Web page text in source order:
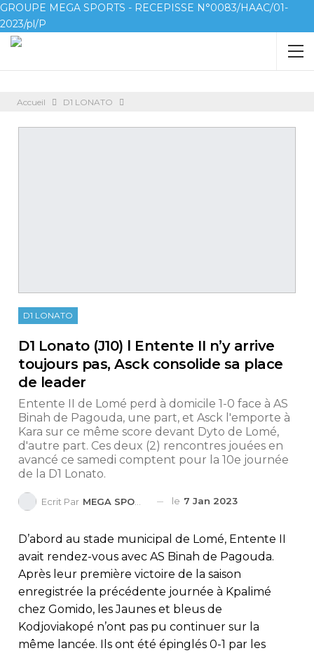
GROUPE MEGA SPORTS - RECEPISSE N°0083/HAAC/01-
2023/pl/P
Accueil D1 LONATO
D1 LONATO
D1 Lonato (J10) l Entente II n’y arrive
toujours pas, Asck consolide sa place
de leader
Entente II de Lomé perd à domicile 1-0 face à AS
Binah de Pagouda, une part, et Asck l'emporte à
Kara sur ce même score devant Dyto de Lomé,
d'autre part. Ces deux (2) rencontres jouées en
avancé ce samedi comptent pour la 10e journée
de la D1 Lonato.
Ecrit Par MEGA SPORTS le 7 Jan 2023
D’abord au stade municipal de Lomé, Entente II
avait rendez-vous avec AS Binah de Pagouda.
Après leur première victoire de la saison
enregistrée la précédente journée à Kpalimé
chez Gomido, les Jaunes et bleus de
Kodjoviakopé n’ont pas pu continuer sur la
même lancée. Ils ont été épinglés 0-1 par les